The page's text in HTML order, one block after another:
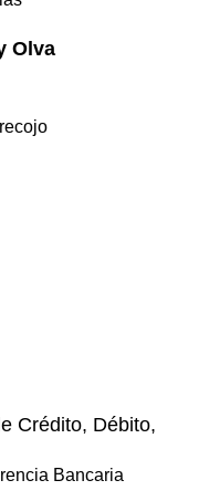
Olva
Crédito, Débito,
Bancaria